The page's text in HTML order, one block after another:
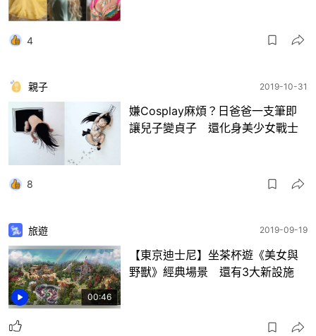
4
親子 2019-10-31
嫌Cosplay麻煩？日爸爸一支筆即
讓兒子變貞子 還化身美少女戰士
8
00:46
旅遊 2019-09-19
【東京迪士尼】坐茶杯遊《美女與
野獸》經典場景 還有3大新設施